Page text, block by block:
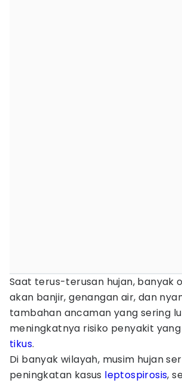
Saat terus-terusan hujan, banyak
akan banjir, genangan air, dan
tambahan ancaman yang sering
meningkatnya risiko penyakit
tikus.
Di banyak wilayah, musim hujan
peningkatan kasus leptospirosis,